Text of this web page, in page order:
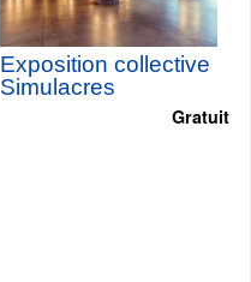
Exposition collective
Simulacres
Gratuit